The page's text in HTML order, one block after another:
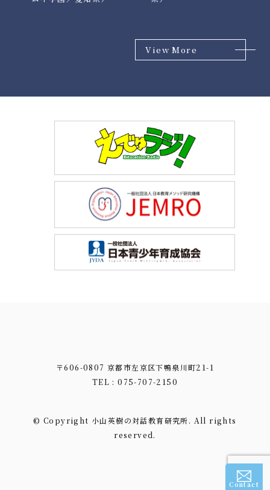
View More
Contact
〒606-0807 京都市左京区下鴨泉川町21-1
TEL : 075-707-2150
© Copyright 小山英樹の対話教育研究所. All rights
reserved.